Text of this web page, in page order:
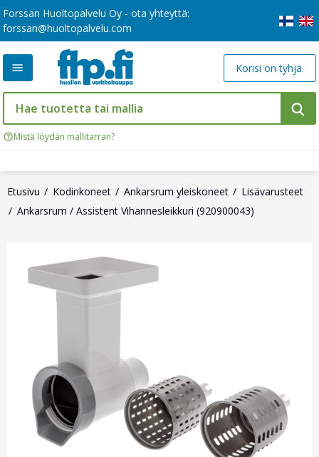
Forssan Huoltopalvelu Oy - ota yhteyttä:
forssan@huoltopalvelu.com
Mistä löydän mallitarran?
Korisi on tyhjä.
Etusivu Kodinkoneet Ankarsrum yleiskoneet
Lisävarusteet
Ankarsrum / Assistent Vihannesleikkuri (920900043)